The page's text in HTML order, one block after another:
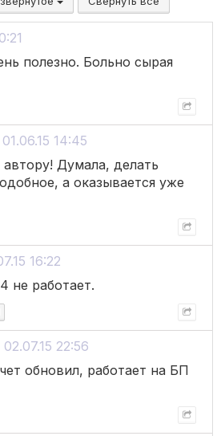
полезно. Больно сырая
01.06.15 14:45
Думала, делать
а оказывается уже
16:22
не работает.
02.07.15 22:56
обновил, работает на БП